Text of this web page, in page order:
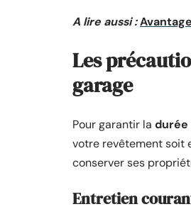
A lire aussi :
Les
garage
Pour garantir la durée
votre revêtement soit
conserver ses
Entretien